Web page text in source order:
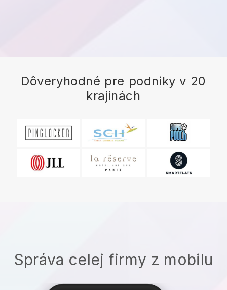
Dôveryhodné pre podniky v 20
krajinách
Správa celej firmy z mobilu